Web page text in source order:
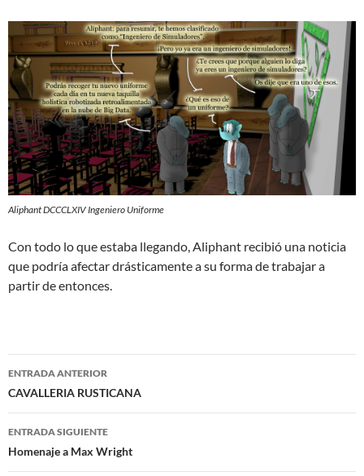
Aliphant DCCCLXIV Ingeniero Uniforme
Con todo lo que estaba llegando, Aliphant recibió una noticia
que podría afectar drásticamente a su forma de trabajar a
partir de entonces.
Navegación
de
entradas
ENTRADA ANTERIOR
CAVALLERIA RUSTICANA
ENTRADA SIGUIENTE
Homenaje a Max Wright